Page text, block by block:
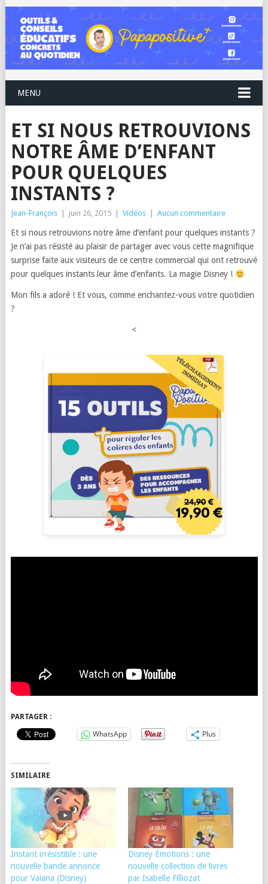
MENU
ET SI NOUS RETROUVIONS
NOTRE ÂME D’ENFANT
POUR QUELQUES
INSTANTS ?
Jean-François juin 26, 2015 Vidéos Aucun commentaire
Et si nous retrouvions notre âme d’enfant pour quelques instants ?
Je n’ai pas résisté au plaisir de partager avec vous cette magnifique
surprise faite aux visiteurs de ce centre commercial qui ont retrouvé
pour quelques instants leur âme d’enfants. La magie Disney !
Mon fils a adoré ! Et vous, comme enchantez-vous votre quotidien
?
<
PARTAGER :
WhatsApp Plus
SIMILAIRE
Instant irrésistible : une
nouvelle bande annonce
pour Vaiana (Disney)
Disney Émotions : une
nouvelle collection de livres
par Isabelle Filliozat